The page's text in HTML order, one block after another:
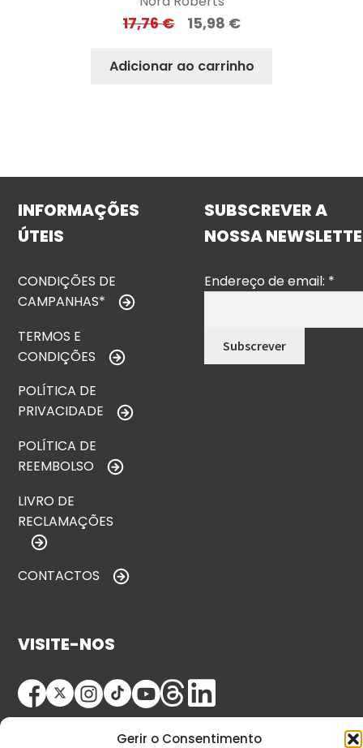
Gerir o Consentimento
17,76€ 15,98 €
Adicionar ao carrinho
INFORMAÇÕES
ÚTEIS
CONDIÇÕES DE
CAMPANHAS*
TERMOS E
CONDIÇÕES
POLÍTICA DE
PRIVACIDADE
POLÍTICA DE
REEMBOLSO
LIVRO DE
RECLAMAÇÕES
CONTACTOS
SUBSCREVER A
NOSSA
Endereço de email: *
VISITE-NOS